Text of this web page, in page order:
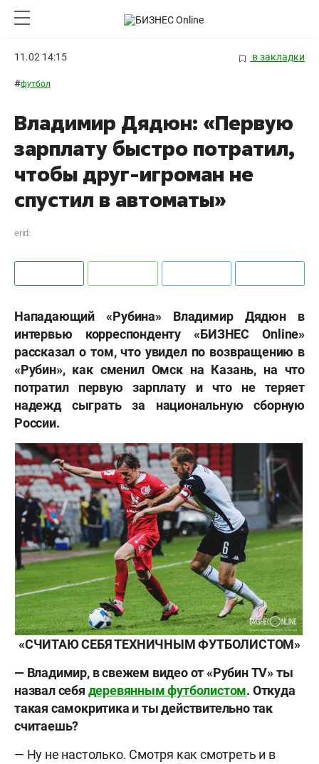
11.02 14:15 в закладки
#футбол
Владимир Дядюн: «Первую
зарплату быстро потратил,
чтобы друг-игроман не
спустил в автоматы»
erid:
Нападающий «Рубина» Владимир Дядюн в
интервью корреспонденту «БИЗНЕСOnline»
рассказал о том, что увидел по возвращению в
«Рубин», как сменил Омск на Казань, на что
потратил первую зарплату и что не теряет
надежд сыграть за национальную сборную
России.
«СЧИТАЮ СЕБЯ ТЕХНИЧНЫМ ФУТБОЛИСТОМ»
— Владимир, в свежем видео от «РубинTV» ты
назвал себя деревянным футболистом. Откуда
такая самокритика и ты действительно так
считаешь?
— Ну не настолько. Смотря как смотреть и в